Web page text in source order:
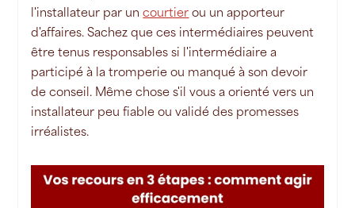
l'installateur par uncourtier ou un apporteur
d'affaires. Sachez que ces intermédiaires peuvent
être tenus responsables si l'intermédiaire a
participé à la tromperie ou manqué à son devoir
de conseil. Même chose s'il vous a orienté vers un
installateur peu fiable ou validé des promesses
irréalistes.